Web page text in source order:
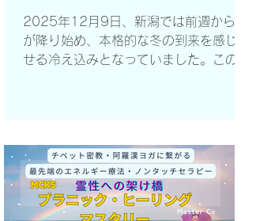
できると思いました。目に見えないもの
や目に見えない世界とつながっているこ
と、とても心地良く包まれているような
2025年12月9日、新潟では前週から雪
が降り始め、本格的な冬の到来を感じさ
せる冷え込みとなっていました。この時
越地方をいくつか巡る中で、 完全なベ
ジタリアン対応が可能な温泉ホテル と
して選ばせていただいたのが、白玉の湯
「華鳳」さんです。温泉・お料理・空